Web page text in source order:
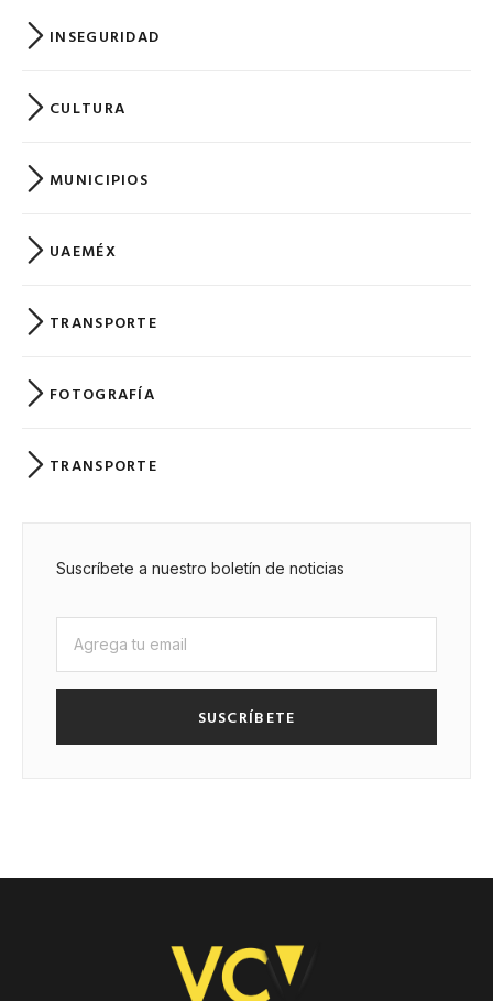
INSEGURIDAD
CULTURA
MUNICIPIOS
UAEMÉX
TRANSPORTE
FOTOGRAFÍA
TRANSPORTE
Suscríbete a nuestro boletín de noticias
SUSCRÍBETE